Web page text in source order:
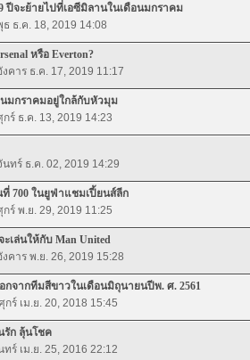
ปีจะย้ายไปที่เอซีมิลานในเดือนมกราคม
ธ ธ.ค. 18, 2019 14:08
หรือ Everton?
งคาร ธ.ค. 17, 2019 11:17
มกราคมอยู่ใกล้กับหัวมุม
กร์ ธ.ค. 13, 2019 14:23
นทร์ ธ.ค. 02, 2019 14:29
ที่ 700 ในยูฟ่าแชมเปี้ยนส์ลีก
กร์ พ.ย. 29, 2019 11:25
ะเล่นให้กับ Man United
งคาร พ.ย. 26, 2019 15:28
กจากทีมสีขาวในเดือนมิถุนายนปีพ. ศ. 2561
กร์ เม.ย. 20, 2018 15:45
รัก ลุ้นโชค
ทร์ เม.ย. 25, 2016 22:12